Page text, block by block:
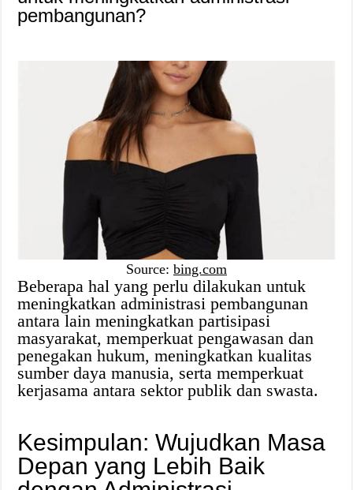
pembangunan?
Source: bing.com
Beberapa hal yang perlu dilakukan untuk
meningkatkan administrasi pembangunan
antara lain meningkatkan partisipasi
masyarakat, memperkuat pengawasan dan
penegakan hukum, meningkatkan kualitas
sumber daya manusia, serta memperkuat
kerjasama antara sektor publik dan swasta.
Kesimpulan: Wujudkan Masa
Depan yang Lebih Baik